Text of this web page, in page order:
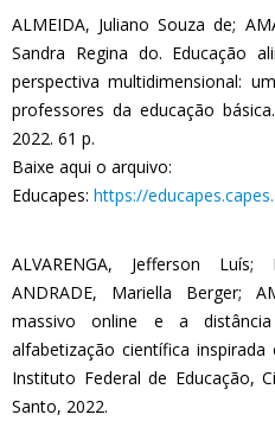
ALMEIDA, Juliano Souza de;
Sandra Regina do. Educação
perspectiva multidimensional:
professores da educação
2022. 61 p.
Baixe aqui o arquivo:
Educapes: https://
ALVARENGA, Jefferson
ANDRADE, Mariella Berger;
massivo online e a
alfabetização científica inspirada
Instituto Federal de Educação,
Santo, 2022.